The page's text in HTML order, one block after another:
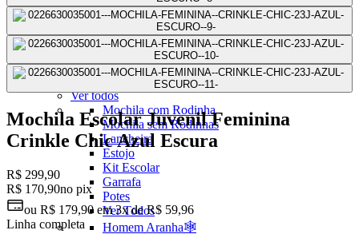
Mochila com Rodas
Mochila Pequena
Mochila Média
Mochila Grande
Ver todos
Mochila com Rodinha
Mochila sem Rodinhas
Lancheira
Estojo
Kit Escolar
Garrafa
Potes
Ver Todos
Homem Aranha🕸️
Mochila Escolar Juvenil Feminina
Crinkle Chic Azul Escura
R$ 299,90
R$ 170,90no pix
ou R$ 179,90 em3x de R$ 59,96
Linha completa